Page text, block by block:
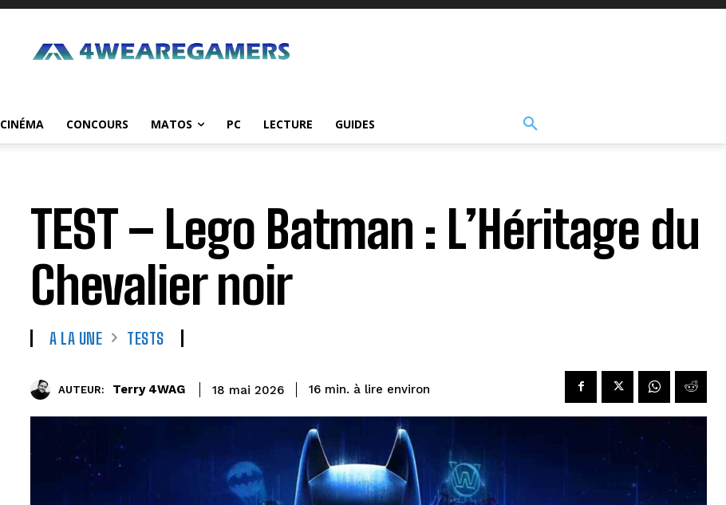
CINÉMA CONCOURS MATOS PC LECTURE GUIDES
TEST – Lego Batman : L’Héritage du
Chevalier noir
A LA UNE TESTS
AUTEUR: Terry 4WAG 18 mai 2026 16 min. à lire environ